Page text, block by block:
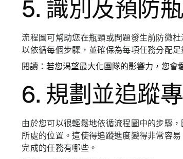
5. 識別及預防
流程圖可幫助您在瓶頸或問題發生前防微
以依循每個步驟，並確保為每項任務分配足
閱讀：若您渴望最大化團隊的影響力，您會
6. 規劃並追蹤
由於您可以很輕鬆地依循流程圖中的步驟
所處的位置。這使得追蹤進度變得非常容
完成的任務有哪些。